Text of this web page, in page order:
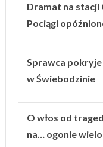
Dramat na stacji
Pociągi
Sprawca
w Świebodzinie
O włos od
na… ogonie